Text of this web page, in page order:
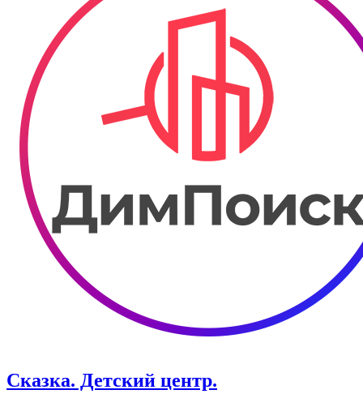
Сказка. Детский центр.